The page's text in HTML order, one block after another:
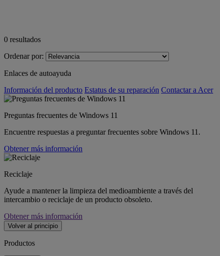
0 resultados
Ordenar por:
Enlaces de autoayuda
Información del producto Estatus de su reparación Contactar a Acer
Preguntas frecuentes de Windows 11
Encuentre respuestas a preguntar frecuentes sobre Windows 11.
Obtener más información
Reciclaje
Ayude a mantener la limpieza del medioambiente a través del
intercambio o reciclaje de un producto obsoleto.
Obtener más información
Volver al principio
Productos